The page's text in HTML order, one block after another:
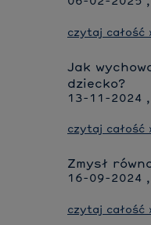
czytaj całość
Jak
dziecko?
13-11-2024 ,
czytaj całość
Zmysł
16-09-2024 ,
czytaj całość